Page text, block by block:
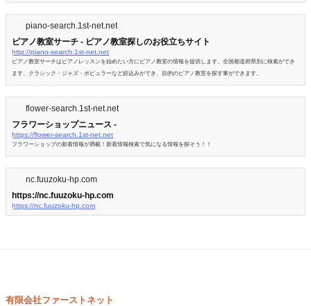
piano-search.1st-net.net
ピアノ教室サーチ - ピアノ教室探しのお役立ちサイト
http://piano-search.1st-net.net
ピアノ教室サーチはピアノレッスンを始めたい方にピアノ教室の情報を提供します。全国都道府県別に検索ができ
ます。クラシック・ジャズ・ポピュラーなど絞込みができ、目的のピアノ教室を探す事ができます。
flower-search.1st-net.net
フラワーショップニュース -
https://flower-search.1st-net.net
フラワーショップの新着情報が満載！新着情報検索で気になる情報を探そう！！
nc.fuuzoku-hp.com
https://nc.fuuzoku-hp.com
https://nc.fuuzoku-hp.com
有限会社ファーストネット